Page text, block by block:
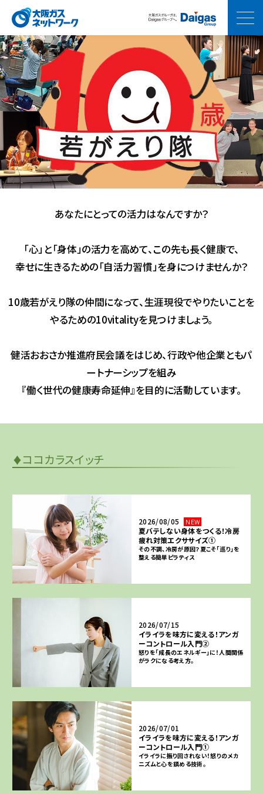
あなたにとっての活力はなんですか？
「心」と「身体」の活力を高めて、この先も長く健康で、
幸せに生きるための「自活力習慣」を身につけませんか？
10歳若がえり隊の仲間になって、生涯現役でやりたいことを
やるための10vitalityを見つけましょう。
健活おおさか推進府民会議をはじめ、行政や他企業ともパ
ートナーシップを組み
『働く世代の健康寿命延伸』を目的に活動しています。
♦ココカラスイッチ
2026/08/05
夏バテしない身体をつくる！冷房
疲れ対策エクササイズ①
その不調、冷房が原因？夏こそ「巡り」を
整える簡単ピラティス
2026/07/15
イライラを味方に変える！アンガ
ーコントロール入門②
怒りを「成長のエネルギー」に！人間関係
がラクになる考え方。
2026/07/01
イライラを味方に変える！アンガ
ーコントロール入門①
イライラに振り回されない！怒りのメカ
ニズムと心を鎮める技術。